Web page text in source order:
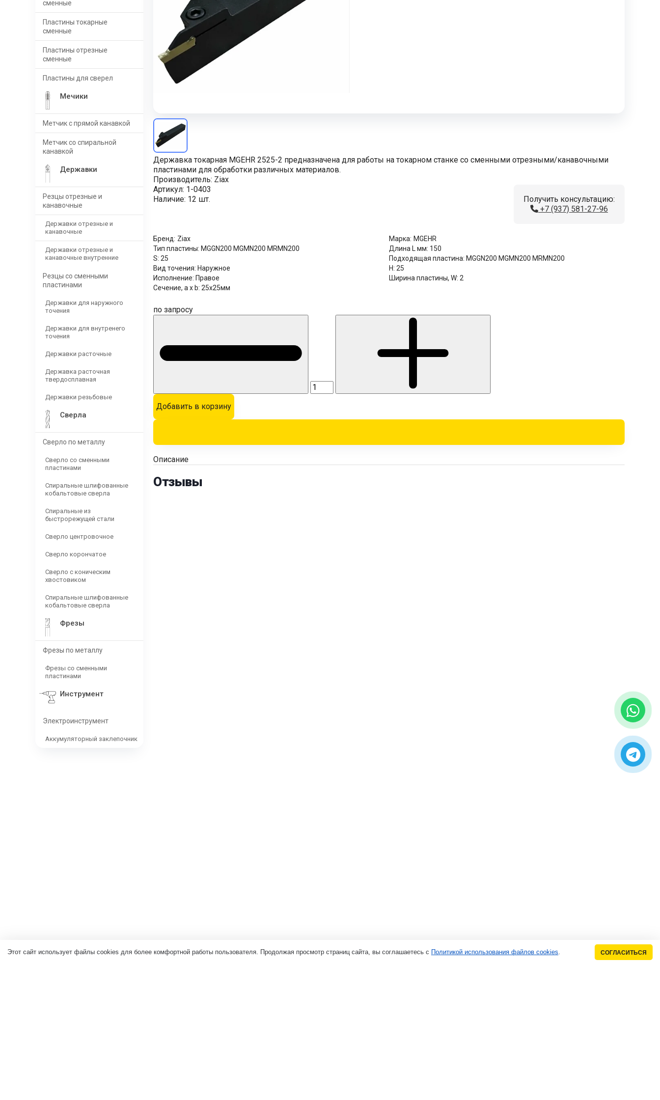
сменные
Пластины токарные
сменные
Пластины отрезные
сменные
Пластины для сверел
Мечики
Метчик с прямой канавкой
Метчик со спиральной
канавкой
Державки
Резцы отрезные и
канавочные
Державки отрезные и
канавочные
Державки отрезные и
канавочные внутренние
Резцы со сменными
пластинами
Державки для наружного
точения
Державки для внутренего
точения
Державки расточные
Державка расточная
твердосплавная
Державки резьбовые
Сверла
Сверло по металлу
Сверло со сменными
пластинами
Спиральные шлифованные
кобальтовые сверла
Спиральные из
быстрорежущей стали
Сверло центровочное
Сверло корончатое
Сверло с коническим
хвостовиком
Спиральные шлифованные
кобальтовые сверла
Фрезы
Фрезы по металлу
Фрезы со сменными
пластинами
Инструмент
Электроинструмент
Аккумуляторный заклепочник
Державка токарная MGEHR 2525-2 предназначена для работы на токарном станке со сменными отрезными/канавочными
пластинами для обработки различных материалов.
Получить консультацию:
+7 (937) 581-27-96
Производитель: Ziax
Артикул: 1-0403
Наличие: 12 шт.
Бренд: Ziax Марка: MGEHR
Тип пластины: MGGN200 MGMN200 MRMN200 Длина L мм: 150
S: 25 Подходящая пластина: MGGN200 MGMN200 MRMN200
Вид точения: Наружное H: 25
Исполнение: Правое Ширина пластины, W: 2
Сечение, a x b: 25x25мм
по запросу
Добавить в корзину
Описание
Отзывы
Этот сайт использует файлы cookies для более комфортной работы пользователя. Продолжая просмотр страниц сайта, вы соглашаетесь с Политикой использования файлов cookies. СОГЛАСИТЬСЯ